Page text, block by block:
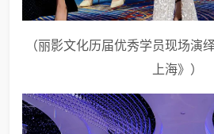
（丽影文化历届优秀学员现场演
上海》）